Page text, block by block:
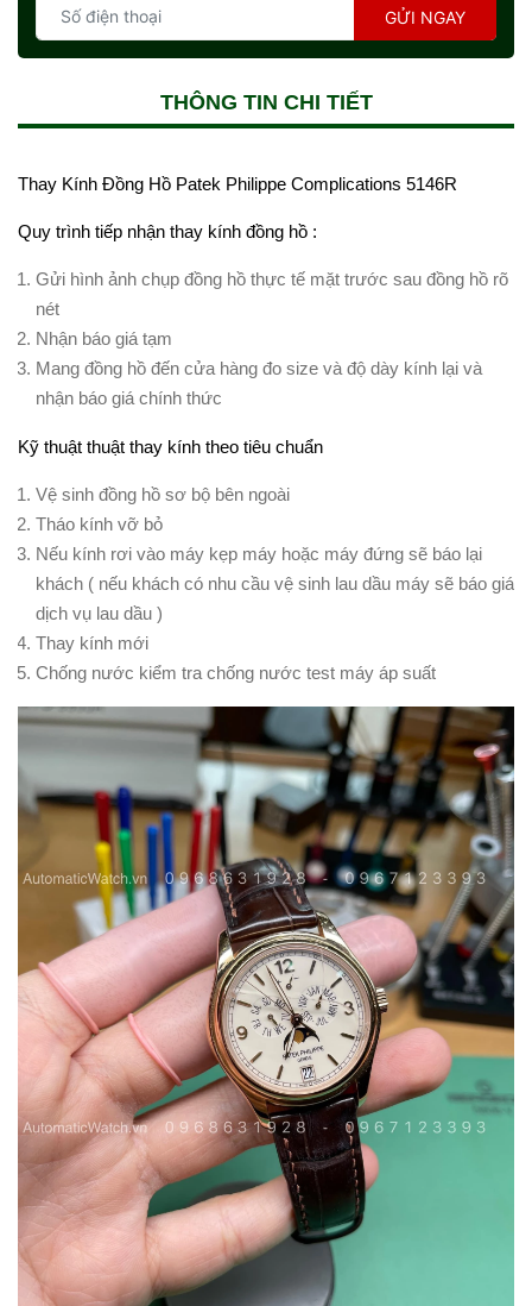
GỬI NGAY
THÔNG TIN CHI TIẾT
Thay Kính Đồng Hồ Patek Philippe Complications 5146R
Quy trình tiếp nhận thay kính đồng hồ :
Gửi hình ảnh chụp đồng hồ thực tế mặt trước sau đồng hồ rõ
nét
Nhận báo giá tạm
Mang đồng hồ đến cửa hàng đo size và độ dày kính lại và
nhận báo giá chính thức
Kỹ thuật thuật thay kính theo tiêu chuẩn
Vệ sinh đồng hồ sơ bộ bên ngoài
Tháo kính vỡ bỏ
Nếu kính rơi vào máy kẹp máy hoặc máy đứng sẽ báo lại
khách ( nếu khách có nhu cầu vệ sinh lau dầu máy sẽ báo giá
dịch vụ lau dầu )
Thay kính mới
Chống nước kiểm tra chống nước test máy áp suất